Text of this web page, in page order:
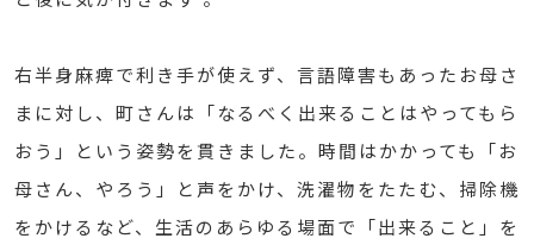
右半身麻痺で利き手が使えず、言語障害もあったお母さ
まに対し、町さんは「なるべく出来ることはやってもら
おう」という姿勢を貫きました。時間はかかっても「お
母さん、やろう」と声をかけ、洗濯物をたたむ、掃除機
をかけるなど、生活のあらゆる場面で「出来ること」を